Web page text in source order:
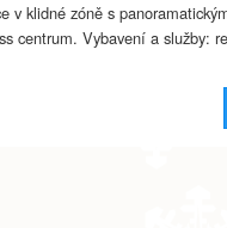
v klidné zóně s
centrum. Vybavení a služby: